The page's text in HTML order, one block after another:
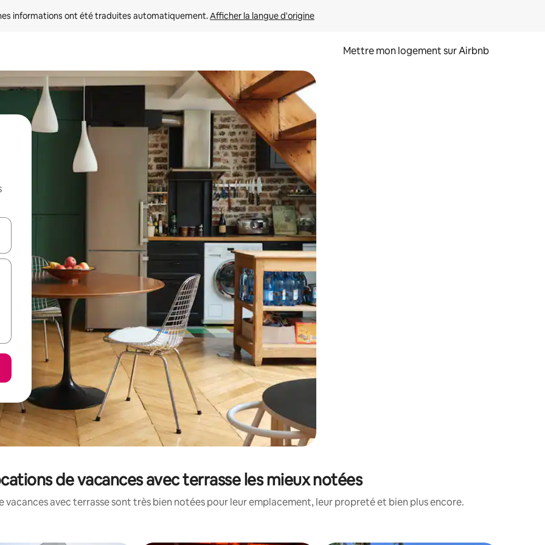
informations ont été traduites automatiquement. Afficher la langue d'origine
Mettre mon logement sur Airbnb
le haut et vers le bas pour les parcourir ou en appuyant et en faisant glisser.
de vacances avec terrasse les mieux notées
vacances avec terrasse sont très bien notées pour leur emplacement, leur propreté et bien plus encore.